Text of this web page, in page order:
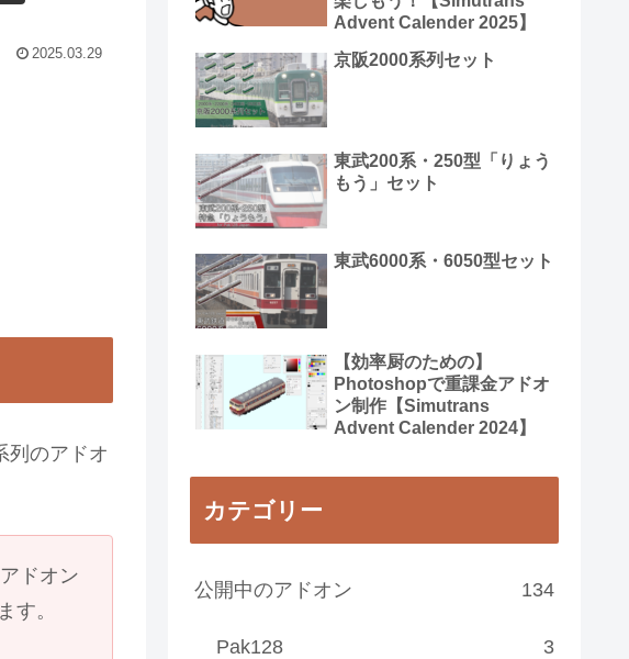
2025.03.29
列のアドオ
ドオン
す。
Advent Calender 2025】
京阪2000系列セット
東武200系・250型「りょう
もう」セット
東武6000系・6050型セット
【効率厨のための】
Photoshopで重課金アドオ
ン制作【Simutrans
Advent Calender 2024】
カテゴリー
公開中のアドオン 134
Pak128 3